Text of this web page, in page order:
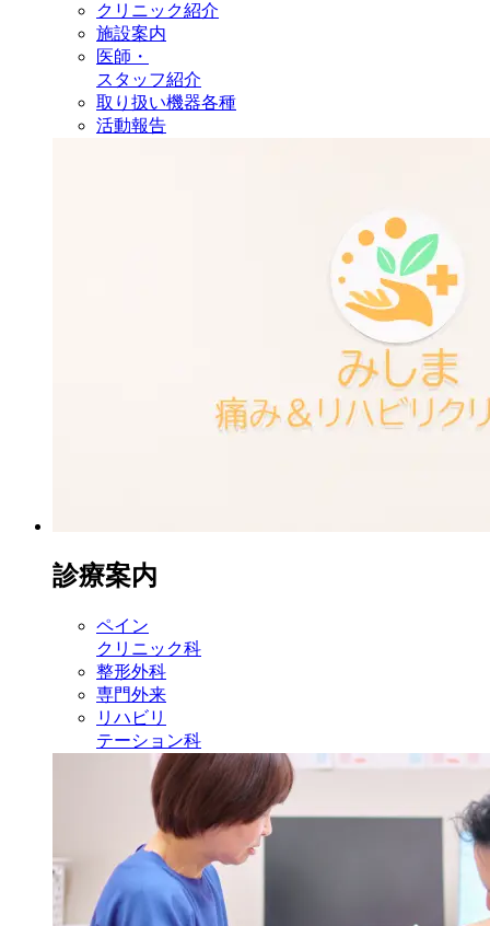
クリニック紹介
施設案内
医師・
スタッフ紹介
取り扱い機器各種
活動報告
診療案内
ペイン
クリニック科
整形外科
専門外来
リハビリ
テーション科